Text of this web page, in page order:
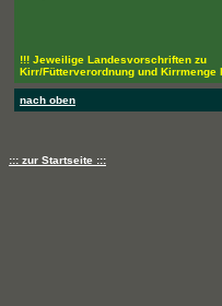
!!! Jeweilige Landesvorschriften zu
Kirr/Fütterverordnung und Kirrmenge
nach oben
::: zur Startseite :::